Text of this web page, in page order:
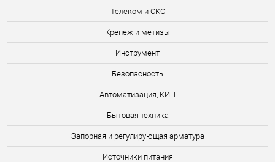
Телеком и СКС
Крепеж и метизы
Инструмент
Безопасность
Автоматизация, КИП
Бытовая техника
Запорная и регулирующая арматура
Источники питания